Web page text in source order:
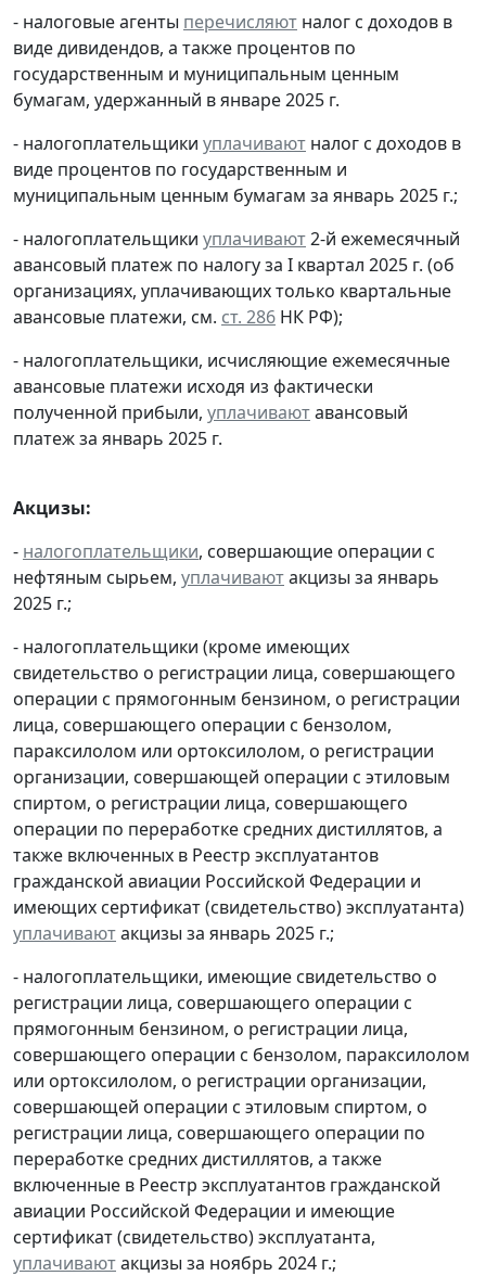
- налоговые агенты перечисляют налог с доходов в
виде дивидендов, а также процентов по
государственным и муниципальным ценным
бумагам, удержанный в январе 2025 г.
- налогоплательщики уплачивают налог с доходов в
виде процентов по государственным и
муниципальным ценным бумагам за январь 2025 г.;
- налогоплательщики уплачивают2-й ежемесячный
авансовый платеж по налогу за I квартал 2025 г. (об
организациях, уплачивающих только квартальные
авансовые платежи, см. ст. 286 НК РФ);
- налогоплательщики, исчисляющие ежемесячные
авансовые платежи исходя из фактически
полученной прибыли, уплачиваютавансовый
платеж за январь 2025 г.
Акцизы:
- налогоплательщики, совершающие операции с
нефтяным сырьем, уплачиваютакцизы за январь
2025 г.;
- налогоплательщики (кроме имеющих
свидетельство о регистрации лица, совершающего
операции с прямогонным бензином, о регистрации
лица, совершающего операции с бензолом,
параксилолом или ортоксилолом, о регистрации
организации, совершающей операции с этиловым
спиртом, о регистрации лица, совершающего
операции по переработке средних дистиллятов, а
также включенных в Реестр эксплуатантов
гражданской авиации Российской Федерации и
имеющих сертификат (свидетельство) эксплуатанта)
уплачиваютакцизы за январь 2025 г.;
- налогоплательщики, имеющие свидетельство о
регистрации лица, совершающего операции с
прямогонным бензином, о регистрации лица,
совершающего операции с бензолом, параксилолом
или ортоксилолом, о регистрации организации,
совершающей операции с этиловым спиртом, о
регистрации лица, совершающего операции по
переработке средних дистиллятов, а также
включенные в Реестр эксплуатантов гражданской
авиации Российской Федерации и имеющие
сертификат (свидетельство) эксплуатанта,
уплачиваютакцизы за ноябрь 2024 г.;